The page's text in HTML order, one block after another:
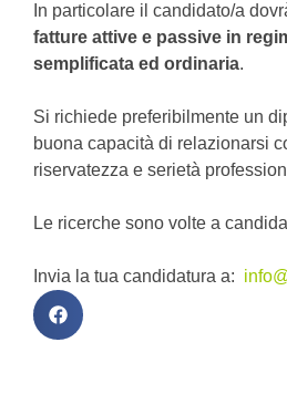
In particolare il candidato/a
fatture attive e passive in
semplificata ed ordinaria.
Si richiede preferibilmente un
buona capacità di relazionarsi
riservatezza e serietà
Le ricerche sono volte a
Invia la tua candidatura a: